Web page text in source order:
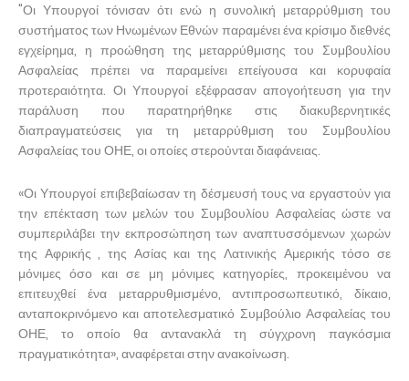
"Οι Υπουργοί τόνισαν ότι ενώ η συνολική μεταρρύθμιση του
συστήματος των Ηνωμένων Εθνών παραμένει ένα κρίσιμο διεθνές
εγχείρημα, η προώθηση της μεταρρύθμισης του Συμβουλίου
Ασφαλείας πρέπει να παραμείνει επείγουσα και κορυφαία
προτεραιότητα. Οι Υπουργοί εξέφρασαν απογοήτευση για την
παράλυση που παρατηρήθηκε στις διακυβερνητικές
διαπραγματεύσεις για τη μεταρρύθμιση του Συμβουλίου
Ασφαλείας του ΟΗΕ, οι οποίες στερούνται διαφάνειας.
«Οι Υπουργοί επιβεβαίωσαν τη δέσμευσή τους να εργαστούν για
την επέκταση των μελών του Συμβουλίου Ασφαλείας ώστε να
συμπεριλάβει την εκπροσώπηση των αναπτυσσόμενων χωρών
της Αφρικής , της Ασίας και της Λατινικής Αμερικής τόσο σε
μόνιμες όσο και σε μη μόνιμες κατηγορίες, προκειμένου να
επιτευχθεί ένα μεταρρυθμισμένο, αντιπροσωπευτικό, δίκαιο,
ανταποκρινόμενο και αποτελεσματικό Συμβούλιο Ασφαλείας του
ΟΗΕ, το οποίο θα αντανακλά τη σύγχρονη παγκόσμια
πραγματικότητα», αναφέρεται στην ανακοίνωση.